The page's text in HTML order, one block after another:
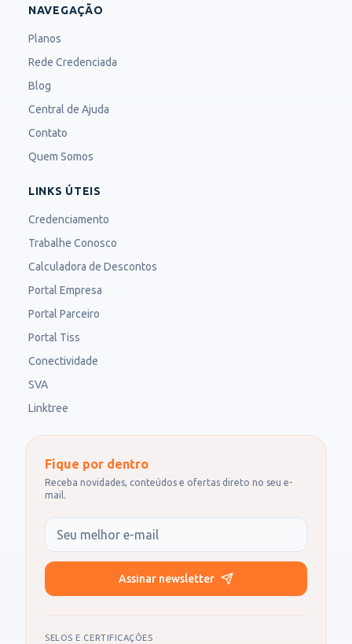
NAVEGAÇÃO
Planos
Rede Credenciada
Blog
Central de Ajuda
Contato
Quem Somos
LINKS ÚTEIS
Credenciamento
Trabalhe Conosco
Calculadora de Descontos
Portal Empresa
Portal Parceiro
Portal Tiss
Conectividade
SVA
Linktree
Fique por dentro
Receba novidades, conteúdos e ofertas direto no seu e-
mail.
Seu e-mail
Assinar newsletter
SELOS E CERTIFICAÇÕES